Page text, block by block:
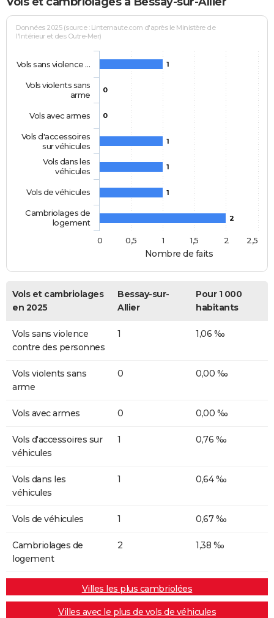
Nombre de faits
Données 2025 (source : Linternaute.com d'après le Ministère de
l'Intérieur et des Outre-Mer)
1
0
0
1
1
1
2
Vols sans violence …
Vols violents sans
arme
Vols avec armes
Vols d'accessoires
sur véhicules
Vols dans les
véhicules
Vols de véhicules
Cambriolages de
logement
0
0,5 1 1,5 2 2,5
Vols et cambriolages
en 2025
Bessay-sur-
Allier
Pour 1 000
habitants
Vols sans violence
contre des personnes
1 1,06 ‰
Vols violents sans
arme
0 0,00 ‰
Vols avec armes 0 0,00 ‰
Vols d'accessoires sur
véhicules
1 0,76 ‰
Vols dans les
véhicules
1 0,64 ‰
Vols de véhicules 1 0,67 ‰
Cambriolages de
logement
2 1,38 ‰
Villes les plus cambriolées
Villes avec le plus de vols de véhicules